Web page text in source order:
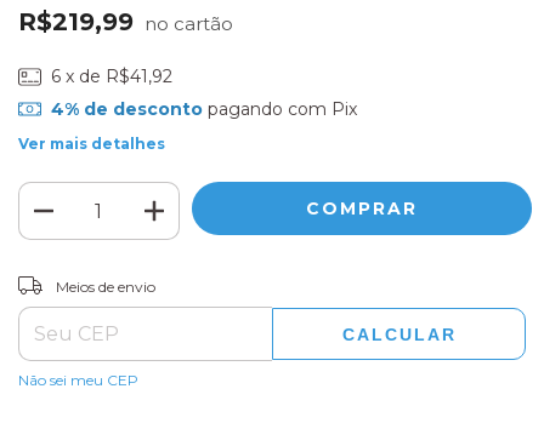
R$219,99
6 x de R$41,92
4% de descontopagando com Pix
Ver mais detalhes
Entregas para o CEP:
Meios de envio
CALCULAR
Não sei meu CEP